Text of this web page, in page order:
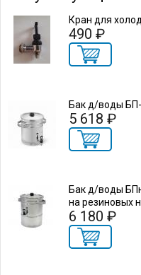
Кран для
490 ₽
Бак д/воды
5 618 ₽
Бак д/воды
на резиновых
6 180 ₽